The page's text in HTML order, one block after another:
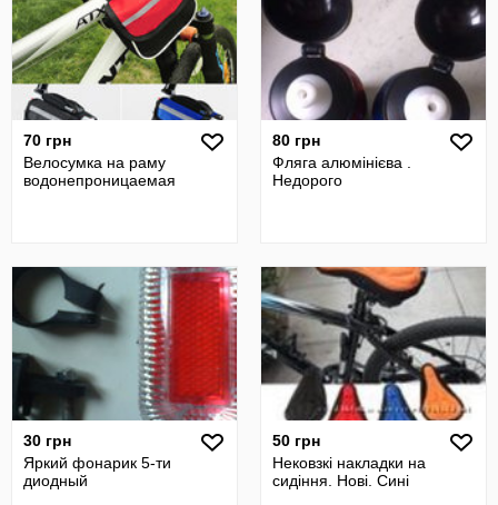
70 грн
Велосумка на раму
водонепроницаемая
80 грн
Фляга алюмінієва .
Недорого
30 грн
Яркий фонарик 5-ти
диодный
50 грн
Нековзкі накладки на
сидіння. Нові. Сині